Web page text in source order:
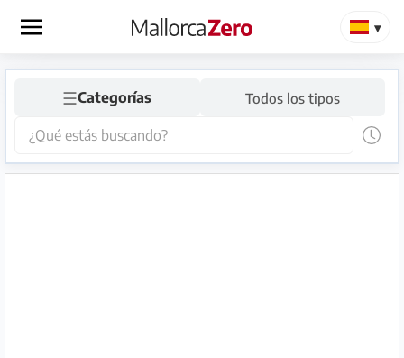
×
Página
inicio
☰Categorías Todos los tipos